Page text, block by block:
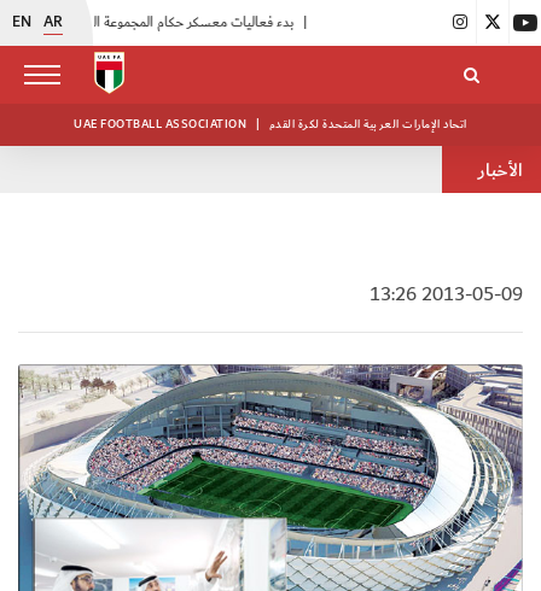
EN ARانطلاق منافسات بطولة النخبة لحرس الرئاسة بدء فعاليات معسكر حكام المجموعة الثانية
UAE FOOTBALL ASSOCIATION | اتحاد الإمارات العربية المتحدة لكرة القدم
الأخبار
2013-05-09 13:26